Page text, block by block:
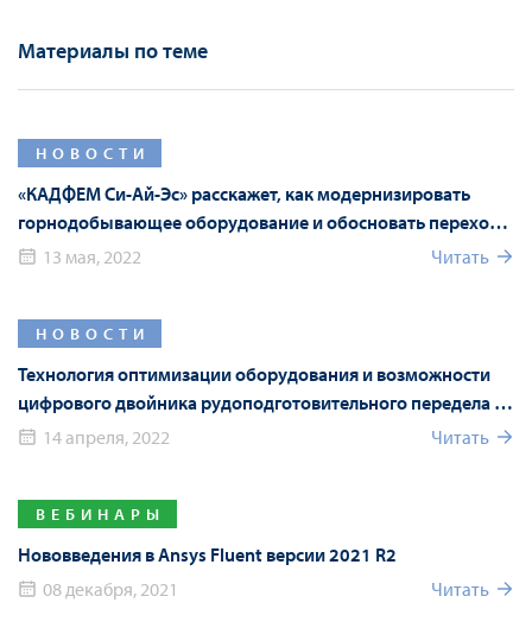
Материалы по теме
НОВОСТИ
«КАДФЕМ Си-Ай-Эс» расскажет, как модернизировать
горнодобывающее оборудование и обосновать переход
на российские аналоги с помощью численного
13 мая, 2022 Читать
НОВОСТИ
Технология оптимизации оборудования и возможности
цифрового двойника рудоподготовительного передела на
Mining World Russia 2022
14 апреля, 2022 Читать
ВЕБИНАРЫ
Нововведения в Ansys Fluent версии 2021 R2
08 декабря, 2021
Читать